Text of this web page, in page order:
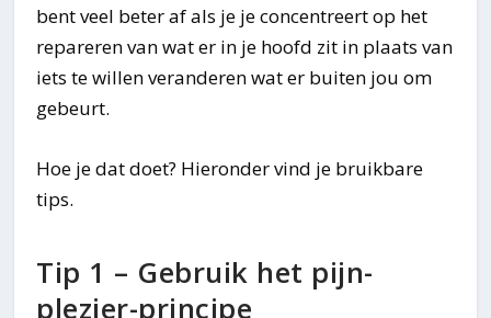
bent veel beter af als je je concentreert op het
repareren van wat er in je hoofd zit in plaats van
iets te willen veranderen wat er buiten jou om
gebeurt.
Hoe je dat doet? Hieronder vind je bruikbare
tips.
Tip 1 – Gebruik het pijn-
plezier-principe